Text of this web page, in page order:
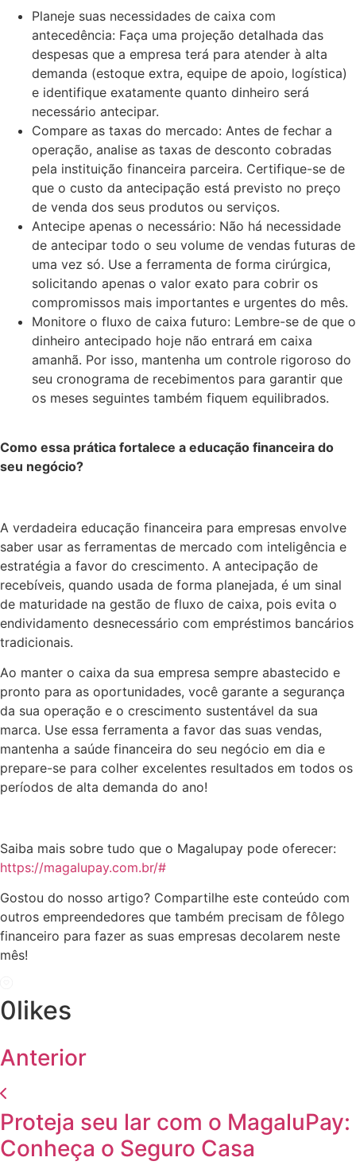
Planeje suas necessidades de caixa com
antecedência: Faça uma projeção detalhada das
despesas que a empresa terá para atender à alta
demanda (estoque extra, equipe de apoio, logística)
e identifique exatamente quanto dinheiro será
necessário antecipar.
Compare as taxas do mercado: Antes de fechar a
operação, analise as taxas de desconto cobradas
pela instituição financeira parceira. Certifique-se de
que o custo da antecipação está previsto no preço
de venda dos seus produtos ou serviços.
Antecipe apenas o necessário: Não há necessidade
de antecipar todo o seu volume de vendas futuras de
uma vez só. Use a ferramenta de forma cirúrgica,
solicitando apenas o valor exato para cobrir os
compromissos mais importantes e urgentes do mês.
Monitore o fluxo de caixa futuro: Lembre-se de que o
dinheiro antecipado hoje não entrará em caixa
amanhã. Por isso, mantenha um controle rigoroso do
seu cronograma de recebimentos para garantir que
os meses seguintes também fiquem equilibrados.
Como essa prática fortalece a educação financeira do
seu negócio?
A verdadeira educação financeira para empresas envolve
saber usar as ferramentas de mercado com inteligência e
estratégia a favor do crescimento. A antecipação de
recebíveis, quando usada de forma planejada, é um sinal
de maturidade na gestão de fluxo de caixa, pois evita o
endividamento desnecessário com empréstimos bancários
tradicionais.
Ao manter o caixa da sua empresa sempre abastecido e
pronto para as oportunidades, você garante a segurança
da sua operação e o crescimento sustentável da sua
marca. Use essa ferramenta a favor das suas vendas,
mantenha a saúde financeira do seu negócio em dia e
prepare-se para colher excelentes resultados em todos os
períodos de alta demanda do ano!
Saiba mais sobre tudo que o Magalupay pode oferecer:
https://magalupay.com.br/#
Gostou do nosso artigo? Compartilhe este conteúdo com
outros empreendedores que também precisam de fôlego
financeiro para fazer as suas empresas decolarem neste
mês!
0likes
Anterior
Proteja seu lar com o MagaluPay:
Conheça o Seguro Casa